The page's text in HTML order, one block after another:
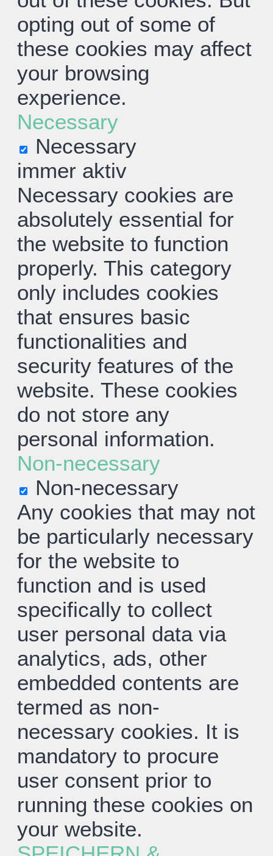
opting out of some of
these cookies may affect
your browsing
experience.
Necessary
Necessary
immer aktiv
Necessary cookies are
absolutely essential for
the website to function
properly. This category
only includes cookies
that ensures basic
functionalities and
security features of the
website. These cookies
do not store any
personal information.
Non-necessary
Non-necessary
Any cookies that may not
be particularly necessary
for the website to
function and is used
specifically to collect
user personal data via
analytics, ads, other
embedded contents are
termed as non-
necessary cookies. It is
mandatory to procure
user consent prior to
running these cookies on
your website.